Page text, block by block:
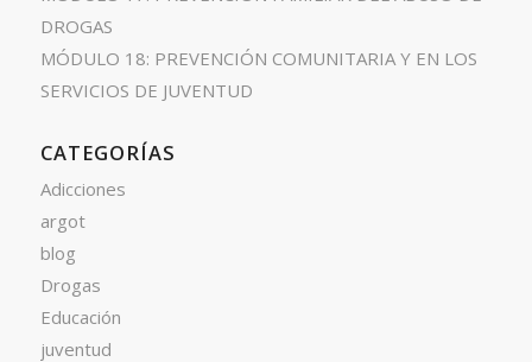
DROGAS
MÓDULO 18: PREVENCIÓN COMUNITARIA Y EN LOS
SERVICIOS DE JUVENTUD
CATEGORÍAS
Adicciones
argot
blog
Drogas
Educación
juventud